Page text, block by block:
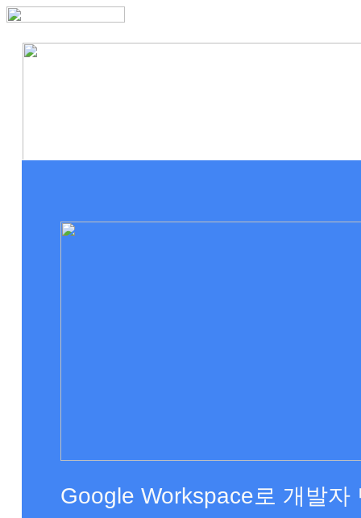
Google Workspace로 개발자